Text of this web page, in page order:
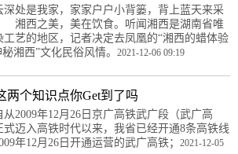
处是我家，家家户户小背篓，背上蓝天来采
西之美，美在饮食。听闻湘西是湖南省唯
艺的地区，记者决定去凤凰的“湘西的蜡体验
湘西”文化民俗风情。 2021-12-06 09:19
两个知识点你Get到了吗
2009年12月26日京广高铁武广段（武广高
迈入高铁时代以来，我省已经开通8条高铁线
12月26日开通运营的武广高铁； 2021-12-05